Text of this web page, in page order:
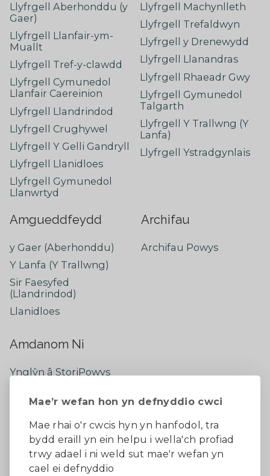
Mae’r wefan hon yn defnyddio cwci
Mae rhai o'r cwcis hyn yn hanfodol, tra
bydd eraill yn ein helpu i wella'ch profiad
trwy adael i ni weld sut mae'r wefan yn
cael ei defnyddio
Llyfrgell Aberhonddu (y
Gaer)
Llyfrgell Llanfair-ym-
Muallt
Llyfrgell Tref-y-clawdd
Llyfrgell Cymunedol
Llanfair Caereinion
Llyfrgell Llandrindod
Llyfrgell Crughywel
Llyfrgell Y Gelli Gandryll
Llyfrgell Llanidloes
Llyfrgell Gymunedol
Llanwrtyd
Llyfrgell Machynlleth
Llyfrgell Trefaldwyn
Llyfrgell y Drenewydd
Llyfrgell Llanandras
Llyfrgell Rhaeadr Gwy
Llyfrgell Gymunedol
Talgarth
Llyfrgell Y Trallwng (Y
Lanfa)
Llyfrgell Ystradgynlais
Amgueddfeydd
y Gaer (Aberhonddu)
Y Lanfa (Y Trallwng)
Sir Faesyfed
(Llandrindod)
Llanidloes
Archifau
Archifau Powys
Amdanom Ni
Ynglŷn â StoriPowys
Newyddion Diweddaraf
Dywedwch eich barn
Facebook